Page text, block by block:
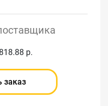
р.
заказ